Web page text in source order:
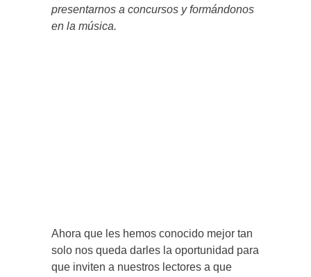
presentarnos a concursos y formándonos
en la música.
Ahora que les hemos conocido mejor tan
solo nos queda darles la oportunidad para
que inviten a nuestros lectores a que